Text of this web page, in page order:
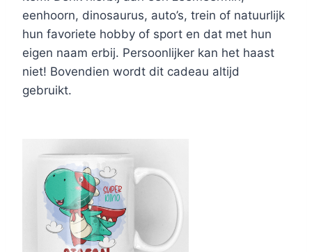
eenhoorn, dinosaurus, auto’s, trein of natuurlijk
hun favoriete hobby of sport en dat met hun
eigen naam erbij. Persoonlijker kan het haast
niet! Bovendien wordt dit cadeau altijd
gebruikt.